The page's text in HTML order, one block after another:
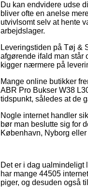
Du kan endvidere udse
bliver ofte en anelse
utvivlsomt selv at hente
arbejdslager.
Leveringstiden på Tøj &
afgørende ifald man står
kigger nærmere på
Mange online butikker
ABR Pro Bukser W38
tidspunkt, således at de
Nogle internet handler
bør man beslutte sig for
København, Nyborg
Det er i dag ualmindeligt
har mange 44505
piger, og desuden også